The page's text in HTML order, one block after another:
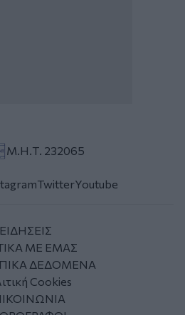
Μ.Η.Τ. 232065
TwitterYoutube
ΕΙΔΗΣΕΙΣ
ΜΕ ΕΜΑΣ
ΔΕΔΟΜΕΝΑ
Cookies